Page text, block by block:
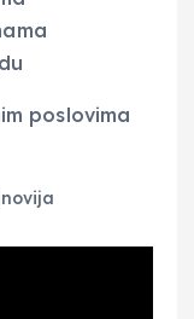
poslovima